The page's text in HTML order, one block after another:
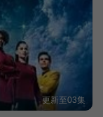
更新至03集